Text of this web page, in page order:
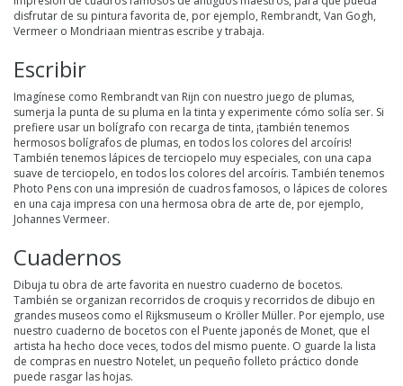
disfrutar de su pintura favorita de, por ejemplo, Rembrandt, Van Gogh,
Vermeer o Mondriaan mientras escribe y trabaja.
Escribir
Imagínese como Rembrandt van Rijn con nuestro juego de plumas,
sumerja la punta de su pluma en la tinta y experimente cómo solía ser. Si
prefiere usar un bolígrafo con recarga de tinta, ¡también tenemos
hermosos bolígrafos de plumas, en todos los colores del arcoíris!
También tenemos lápices de terciopelo muy especiales, con una capa
suave de terciopelo, en todos los colores del arcoíris. También tenemos
Photo Pens con una impresión de cuadros famosos, o lápices de colores
en una caja impresa con una hermosa obra de arte de, por ejemplo,
Johannes Vermeer.
Cuadernos
Dibuja tu obra de arte favorita en nuestro cuaderno de bocetos.
También se organizan recorridos de croquis y recorridos de dibujo en
grandes museos como el Rijksmuseum o Kröller Müller. Por ejemplo, use
nuestro cuaderno de bocetos con el Puente japonés de Monet, que el
artista ha hecho doce veces, todos del mismo puente. O guarde la lista
de compras en nuestro Notelet, un pequeño folleto práctico donde
puede rasgar las hojas.